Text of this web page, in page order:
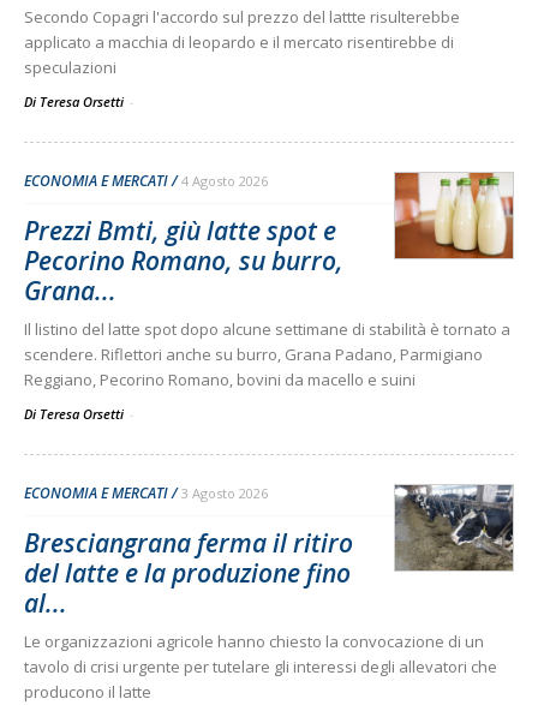
Secondo Copagri l'accordo sul prezzo del lattte risulterebbe
applicato a macchia di leopardo e il mercato risentirebbe di
speculazioni
Di Teresa Orsetti -
ECONOMIA E MERCATI 4 Agosto 2026
Prezzi Bmti, giù latte spot e
Pecorino Romano, su burro,
Grana...
Il listino del latte spot dopo alcune settimane di stabilità è tornato a
scendere. Riflettori anche su burro, Grana Padano, Parmigiano
Reggiano, Pecorino Romano, bovini da macello e suini
Di Teresa Orsetti -
ECONOMIA E MERCATI 3 Agosto 2026
Bresciangrana ferma il ritiro
del latte e la produzione fino
al...
Le organizzazioni agricole hanno chiesto la convocazione di un
tavolo di crisi urgente per tutelare gli interessi degli allevatori che
producono il latte